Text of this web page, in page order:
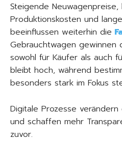
Steigende Neuwagenpreise,
Produktionskosten und
beeinflussen weiterhin die
Gebrauchtwagen
sowohl für Käufer als auch
bleibt hoch, während
besonders stark im Fokus
Digitale Prozesse
und schaffen mehr
zuvor.